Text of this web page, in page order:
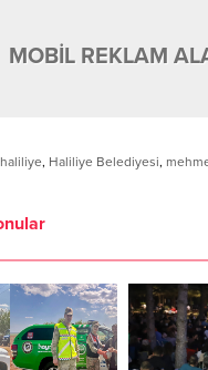
MOBİL REKLAM
haliliye, Haliliye Belediyesi,